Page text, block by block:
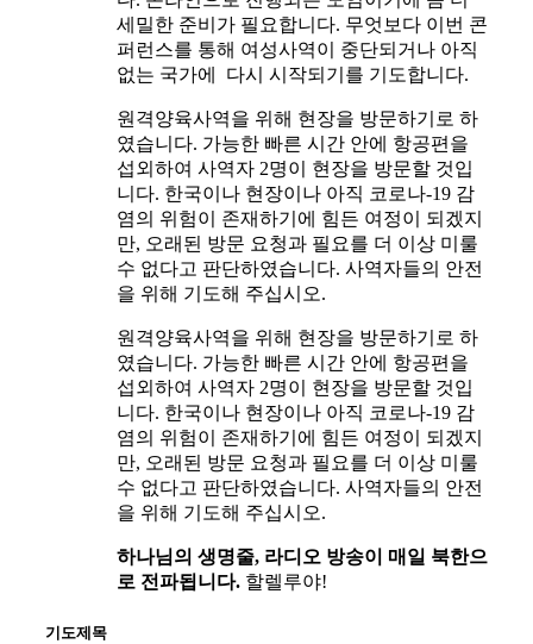
세밀한 준비가 필요합니다. 무엇보다 이번 콘
퍼런스를 통해 여성사역이 중단되거나 아직
없는 국가에 다시 시작되기를 기도합니다.
원격양육사역을 위해 현장을 방문하기로 하
였습니다. 가능한 빠른 시간 안에 항공편을
섭외하여 사역자 2명이 현장을 방문할 것입
니다. 한국이나 현장이나 아직 코로나-19 감
염의 위험이 존재하기에 힘든 여정이 되겠지
만, 오래된 방문 요청과 필요를 더 이상 미룰
수 없다고 판단하였습니다. 사역자들의 안전
을 위해 기도해 주십시오.
원격양육사역을 위해 현장을 방문하기로 하
였습니다. 가능한 빠른 시간 안에 항공편을
섭외하여 사역자 2명이 현장을 방문할 것입
니다. 한국이나 현장이나 아직 코로나-19 감
염의 위험이 존재하기에 힘든 여정이 되겠지
만, 오래된 방문 요청과 필요를 더 이상 미룰
수 없다고 판단하였습니다. 사역자들의 안전
을 위해 기도해 주십시오.
하나님의 생명줄, 라디오 방송이 매일 북한으
로 전파됩니다. 할렐루야!
기도제목